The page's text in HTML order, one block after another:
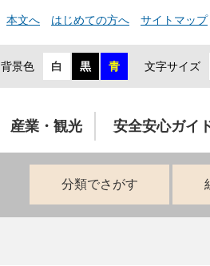
本文へ はじめての方へ サイトマップ
背景色 白 黒 青 文字サイズ
産業・観光 安全安心ガイ
分類でさがす